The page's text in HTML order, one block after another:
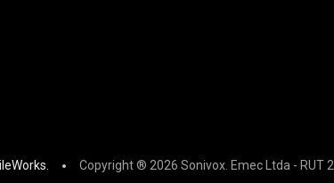
Copyright ® 2026 Sonivox. Emec Ltda - RUT